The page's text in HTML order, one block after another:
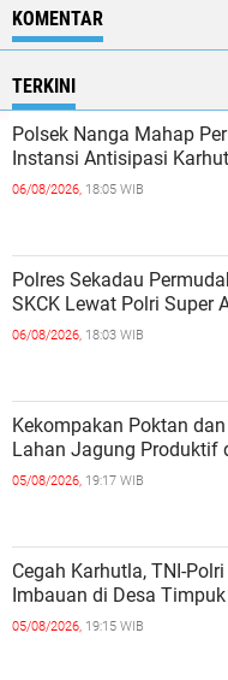
KOMENTAR
TERKINI
Polsek Nanga Mahap
Instansi Antisipasi
06/08/2026, 18:05 WIB
Polres Sekadau
SKCK Lewat Polri Super
06/08/2026, 18:03 WIB
Kekompakan Poktan
Lahan Jagung Produktif
05/08/2026, 19:17 WIB
Cegah Karhutla, TNI-
Imbauan di Desa Timpuk
05/08/2026, 19:15 WIB